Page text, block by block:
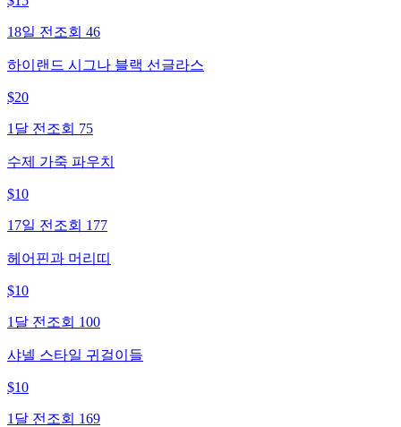
18일 전 조회 46
하이랜드 시그나 블랙 선글라스
$20
1달 전 조회 75
수제 가죽 파우치
$10
17일 전 조회 177
헤어핀과 머리띠
$10
1달 전 조회 100
샤넬 스타일 귀걸이들
$10
1달 전 조회 169